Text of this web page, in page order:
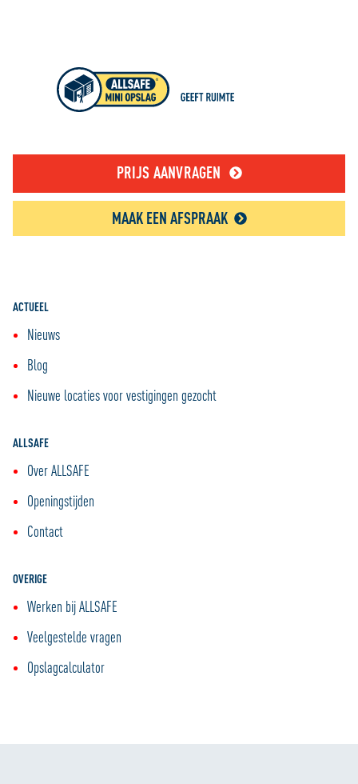
PRIJS AANVRAGEN
MAAK EEN AFSPRAAK
ACTUEEL
Nieuws
Blog
Nieuwe locaties voor vestigingen gezocht
ALLSAFE
Over ALLSAFE
Openingstijden
Contact
OVERIGE
Werken bij ALLSAFE
Veelgestelde vragen
Opslagcalculator